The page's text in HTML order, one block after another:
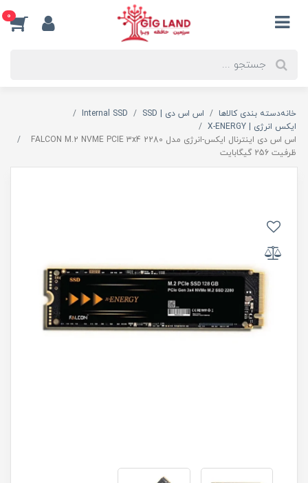
0
خانهدسته بندی کالاها اس اس دی | SSD
Internal SSD
ایکس انرژی | X-ENERGY
اس اس دی اینترنال ایکس-انرژی مدل FALCON M.2 NVME PCIE 3x4 2280
ظرفیت 256 گیگابایت